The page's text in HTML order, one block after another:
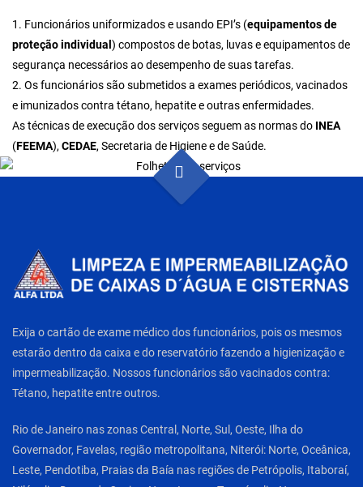
1. Funcionários uniformizados e usando EPI’s (equipamentos de
proteção individual ) compostos de botas, luvas e equipamentos de
segurança necessários ao desempenho de suas tarefas.
2. Os funcionários são submetidos a exames periódicos, vacinados
e imunizados contra tétano, hepatite e outras enfermidades.
As técnicas de execução dos serviços seguem as normas do INEA
(FEEMA), CEDAE, Secretaria de Higiene e de Saúde.
Exija o cartão de exame médico dos funcionários, pois os mesmos
estarão dentro da caixa e do reservatório fazendo a higienização e
impermeabilização. Nossos funcionários são vacinados contra:
Tétano, hepatite entre outros.
Rio de Janeiro nas zonas Central, Norte, Sul, Oeste, Ilha do
Governador, Favelas, região metropolitana, Niterói: Norte, Oceânica,
Leste, Pendotiba, Praias da Baía nas regiões de Petrópolis, Itaboraí,